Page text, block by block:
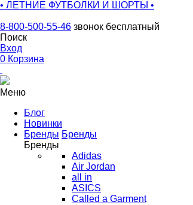
• ЛЕТНИЕ ФУТБОЛКИ И ШОРТЫ •
8-800-500-55-46 звонок бесплатный
Поиск
Вход
0 Корзина
Меню
Блог
Новинки
Бренды Бренды
Бренды
Adidas
Air Jordan
all in
ASICS
Called a Garment